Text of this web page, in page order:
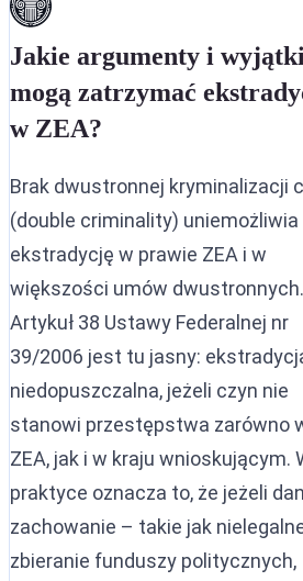
Jakie argumenty i wyjątki
mogą zatrzymać
w ZEA?
Brak dwustronnej kryminalizacji
(double criminality) uniemożliwia
ekstradycję w prawie ZEA i w
większości umów dwustronnych.
Artykuł 38 Ustawy Federalnej nr
39/2006 jest tu jasny:
niedopuszczalna, jeżeli czyn nie
stanowi przestępstwa zarówno
ZEA, jak i w kraju wnioskującym.
praktyce oznacza to, że jeżeli
zachowanie – takie jak
zbieranie funduszy politycznych,